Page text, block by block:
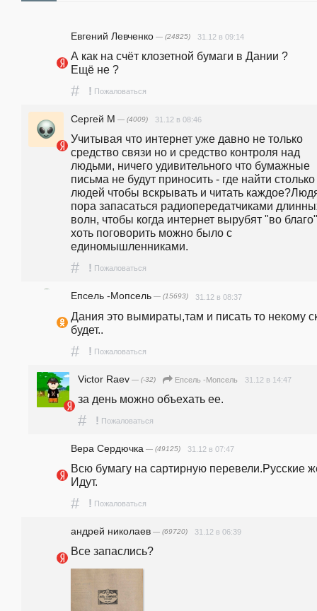
Евгений Левченко — (24825) 31.12 в 09:14
А как на счёт клозетной бумаги в Дании ?
Ещё не ?
# ! Пожаловаться
Сергей М — (4009) 31.12 в 08:46
Учитывая что интернет уже давно не только
средство связи но и средство контроля над
людьми, ничего удивительного что бумажные
письма не будут приносить - где найти столько
людей чтобы вскрывать и читать
пора запасаться радиопередатчиками
волн, чтобы когда интернет вырубят "во
хоть поговорить можно было с
единомышленниками.
# ! Пожаловаться
Епсель -Мопсель — (15693) 31.12 в 08:37
Дания это вымираты,там и писать то некому
будет..
# ! Пожаловаться
Victor Raev — (-32) Епсель -Мопсель 31.12 в 14:47
за день можно объехать ее.
# ! Пожаловаться
Вера Сердючка — (49125) 31.12 в 07:47
Всю бумагу на сартирную перевели.Русские
Идут.
# ! Пожаловаться
андpeй николаев — (69720) 31.12 в 06:39
Все запаслись?